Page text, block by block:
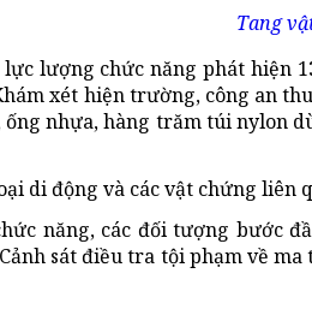
Tang
lượng chức năng phát hiện
xét hiện trường, công an
nhựa, hàng trăm túi nylon
di động và các vật chứng
năng, các đối tượng bước
sát điều tra tội phạm về